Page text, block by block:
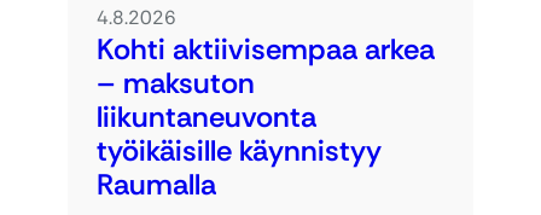
4.8.2026
Kohti aktiivisempaa arkea
– maksuton
liikuntaneuvonta
työikäisille käynnistyy
Raumalla